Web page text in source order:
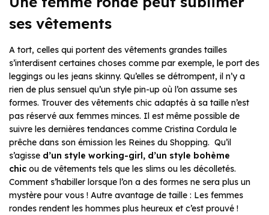
ses vêtements
A tort, celles qui portent des vêtements grandes tailles
s’interdisent certaines choses comme par exemple, le port des
leggings ou les jeans skinny. Qu’elles se détrompent, il n’y a
rien de plus sensuel qu’un style pin-up où l’on assume ses
formes. Trouver des vêtements chic adaptés à sa taille n’est
pas réservé aux femmes minces. Il est même possible de
suivre les dernières tendances comme Cristina Cordula le
prêche dans son émission les Reines du Shopping. Qu’il
s’agisse d’un style working-girl, d’un style bohème
chic ou de vêtements tels que les slims ou les décolletés.
Comment s’habiller lorsque l’on a des formes ne sera plus un
mystère pour vous ! Autre avantage de taille : Les femmes
rondes rendent les hommes plus heureux et c’est prouvé !